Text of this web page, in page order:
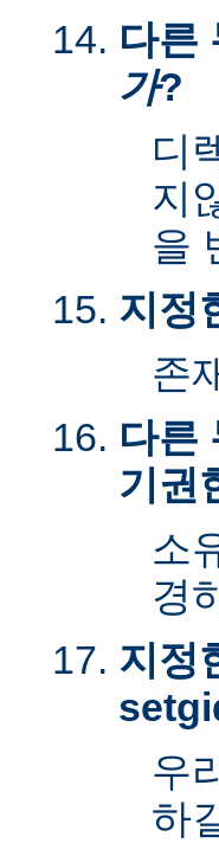
다른
가?
디
지
을
지정
존
다른
기권
소
경
지정
우
하